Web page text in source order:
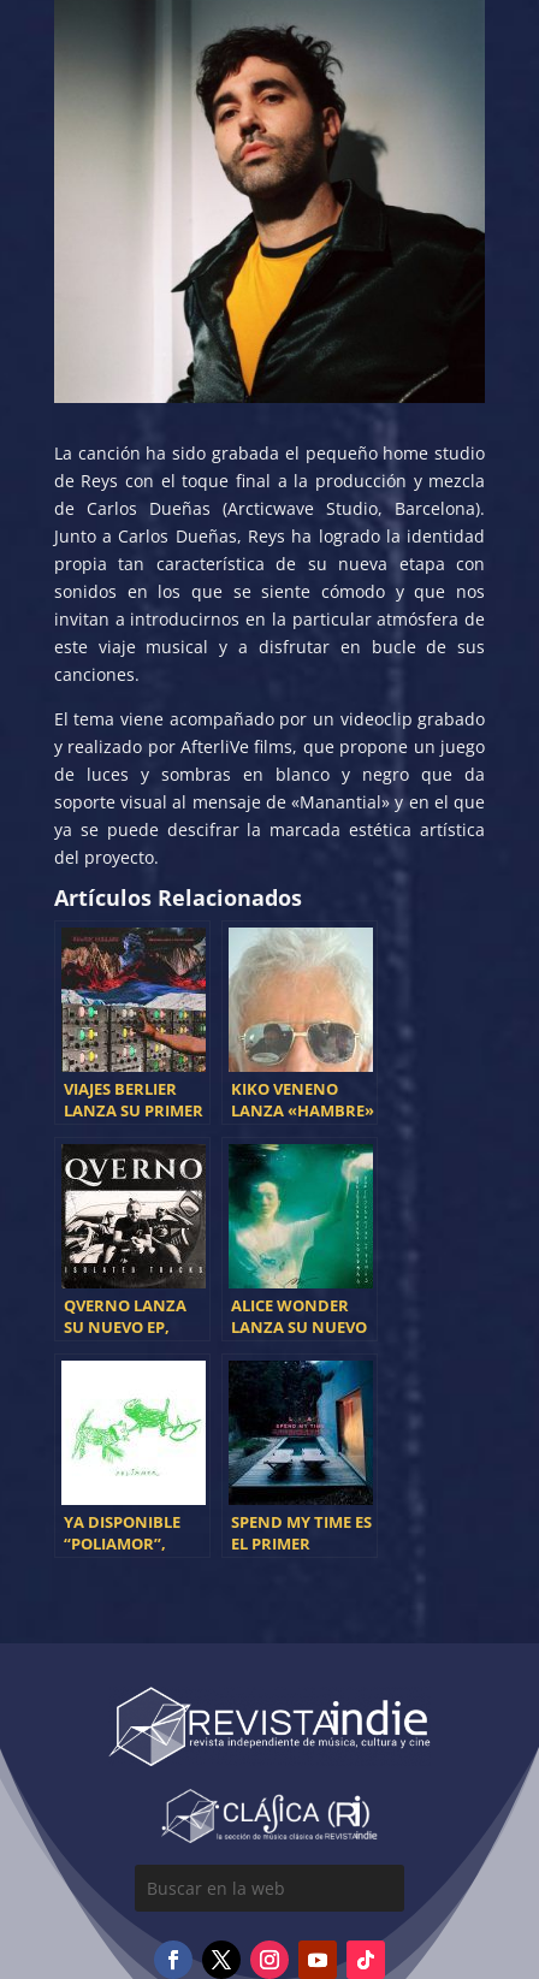
La canción ha sido grabada el pequeño home studio
de Reys con el toque final a la producción y mezcla
de Carlos Dueñas (Arcticwave Studio, Barcelona).
Junto a Carlos Dueñas, Reys ha logrado la identidad
propia tan característica de su nueva etapa con
sonidos en los que se siente cómodo y que nos
invitan a introducirnos en la particular atmósfera de
este viaje musical y a disfrutar en bucle de sus
canciones.
El tema viene acompañado por un videoclip grabado
y realizado por AfterliVe films, que propone un juego
de luces y sombras en blanco y negro que da
soporte visual al mensaje de «Manantial» y en el que
ya se puede descifrar la marcada estética artística
del proyecto.
Artículos Relacionados
VIAJES BERLIER
LANZA SU PRIMER
KIKO VENENO
LANZA «HAMBRE»
QVERNO LANZA
SU NUEVO EP,
ALICE WONDER
LANZA SU NUEVO
YA DISPONIBLE
“POLIAMOR”,
SPEND MY TIME ES
EL PRIMER